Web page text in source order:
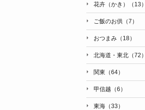
花卉（かき）（13）
ご飯のお供（7）
おつまみ（18）
北海道・東北（72）
関東（64）
甲信越（6）
東海（33）